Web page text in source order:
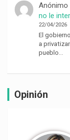
Anónimo
no le
22/04/2026
El
a
pueblo…
Opinión